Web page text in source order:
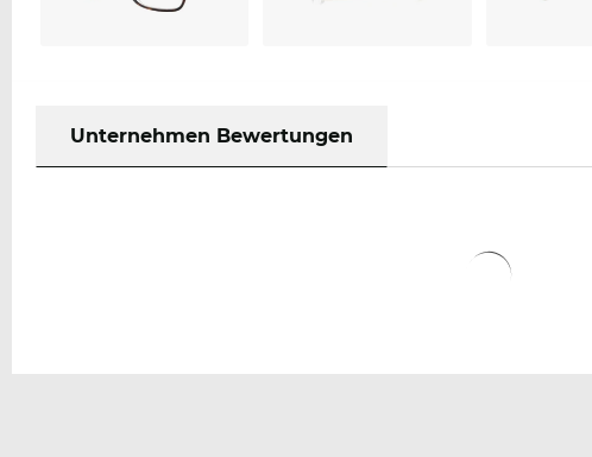
Unternehmen Bewertungen